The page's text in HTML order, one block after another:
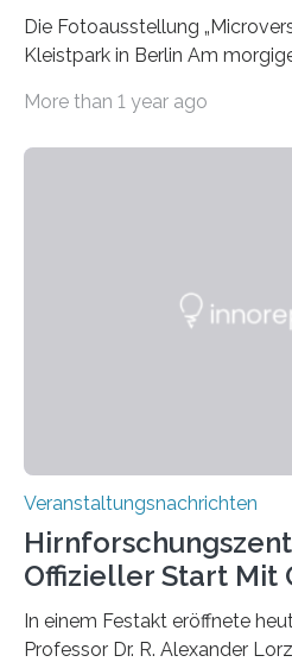
Die Fotoausstellung
Kleistpark in Berlin Am
„Microverse“ mit Arbeiten der
Labor für Mikrobiologie Für
More than 1 year ago
Veranstaltungsnachrichten
Offizieller Start Mit
In einem Festakt eröffnete
Professor Dr. R. Alexander